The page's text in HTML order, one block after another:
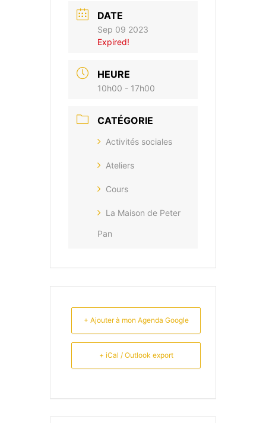
DATE
Sep 09 2023
Expired!
HEURE
10h00 - 17h00
CATÉGORIE
Activités sociales
Ateliers
Cours
La Maison de Peter
Pan
+ Ajouter à mon Agenda Google
+ iCal / Outlook export